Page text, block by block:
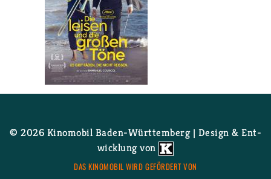
Wei­ter­le­senüber Die lei­sen und die gro­ßen
© 2026 Ki­no­mo­bil Ba­den-Würt­tem­berg | De­sign & Ent­
wick­lung von
DAS KI­NO­MO­BIL WIRD GE­FÖR­DERT VON